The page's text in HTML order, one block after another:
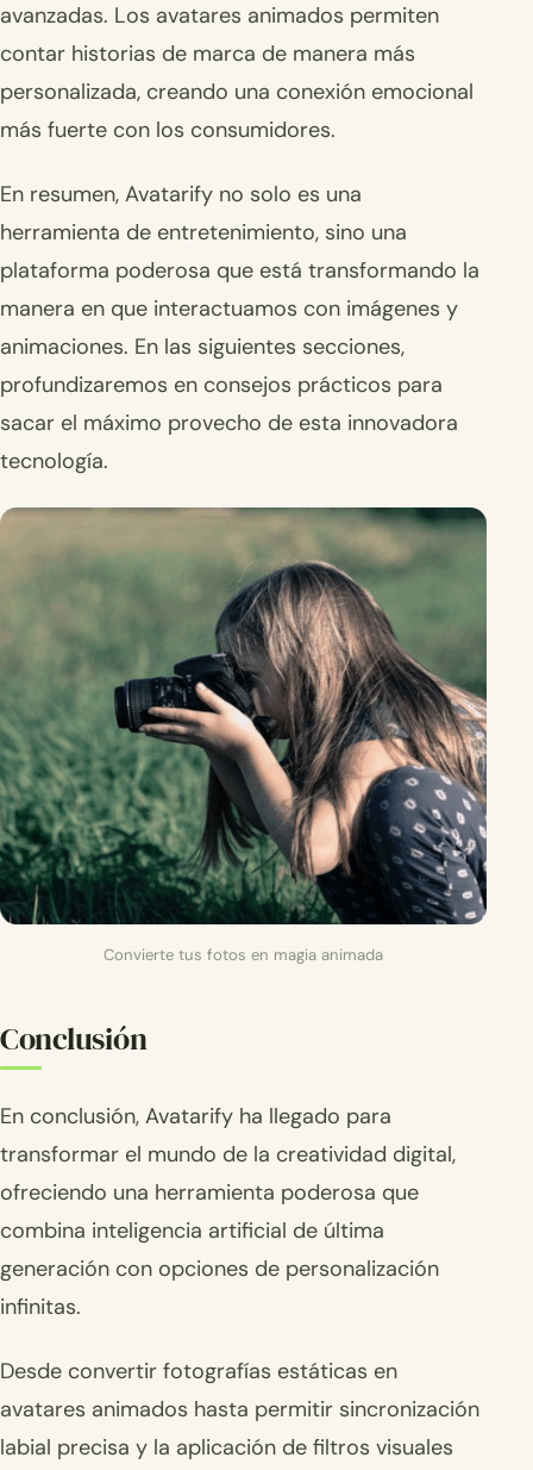
avanzadas. Los avatares animados permiten
contar historias de marca de manera más
personalizada, creando una conexión emocional
más fuerte con los consumidores.
En resumen, Avatarify no solo es una
herramienta de entretenimiento, sino una
plataforma poderosa que está transformando la
manera en que interactuamos con imágenes y
animaciones. En las siguientes secciones,
profundizaremos en consejos prácticos para
sacar el máximo provecho de esta innovadora
tecnología.
Convierte tus fotos en magia animada
Conclusión
En conclusión, Avatarify ha llegado para
transformar el mundo de la creatividad digital,
ofreciendo una herramienta poderosa que
combina inteligencia artificial de última
generación con opciones de personalización
infinitas.
Desde convertir fotografías estáticas en
avatares animados hasta permitir sincronización
labial precisa y la aplicación de filtros visuales